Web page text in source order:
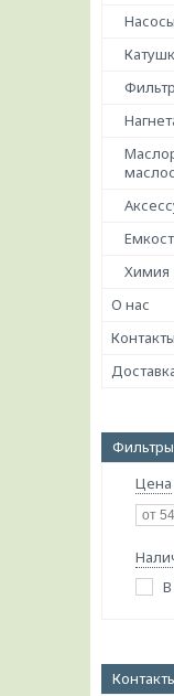
Насосы
Химия
О нас
Контакты
Фильтры
Цена